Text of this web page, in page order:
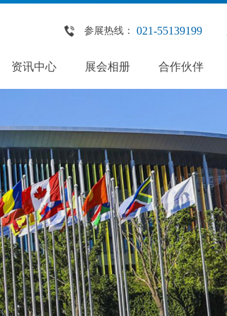
参展热线： 021-55139199
资讯中心 展会相册 合作伙伴